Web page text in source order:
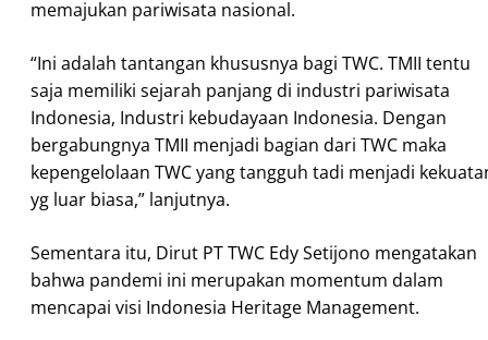
memajukan pariwisata nasional.
“Ini adalah tantangan khususnya bagi TWC. TMII tentu
saja memiliki sejarah panjang di industri pariwisata
Indonesia, Industri kebudayaan Indonesia. Dengan
bergabungnya TMII menjadi bagian dari TWC maka
kepengelolaan TWC yang tangguh tadi menjadi
yg luar biasa,” lanjutnya.
Sementara itu, Dirut PT TWC Edy Setijono mengatakan
bahwa pandemi ini merupakan momentum dalam
mencapai visi Indonesia Heritage Management.